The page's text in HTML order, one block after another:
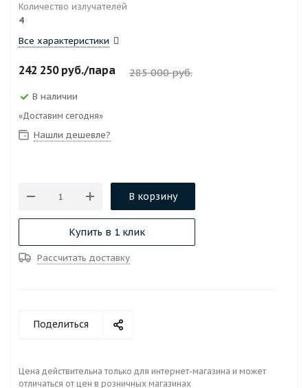
Количество излучателей
4
Все характеристики
242 250руб./пара 285 000руб.
В наличии
«Доставим сегодня»
Нашли дешевле?
В корзину
Купить в 1 клик
Рассчитать доставку
Поделиться
Цена действительна только для интернет-магазина и может
отличаться от цен в розничных магазинах